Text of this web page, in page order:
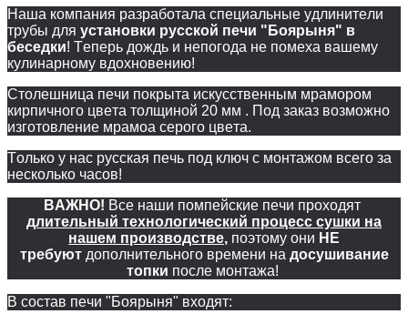
Наша компания разработала специальные удлинители
трубы для установки русской печи "Боярыня" в
беседки! Теперь дождь и непогода не помеха вашему
кулинарному вдохновению!
Столешница печи покрыта искусственным мрамором
кирпичного цвета толщиной 20 мм . Под заказ возможно
изготовление мрамоа серого цвета.
Только у нас русская печь под ключ с монтажом всего за
несколько часов!
ВАЖНО! Все наши помпейские печи проходят
длительный технологический процесс сушки на
нашем производстве, поэтому они НЕ
требуют дополнительного времени на досушивание
топки после монтажа!
В состав печи "Боярыня" входят: